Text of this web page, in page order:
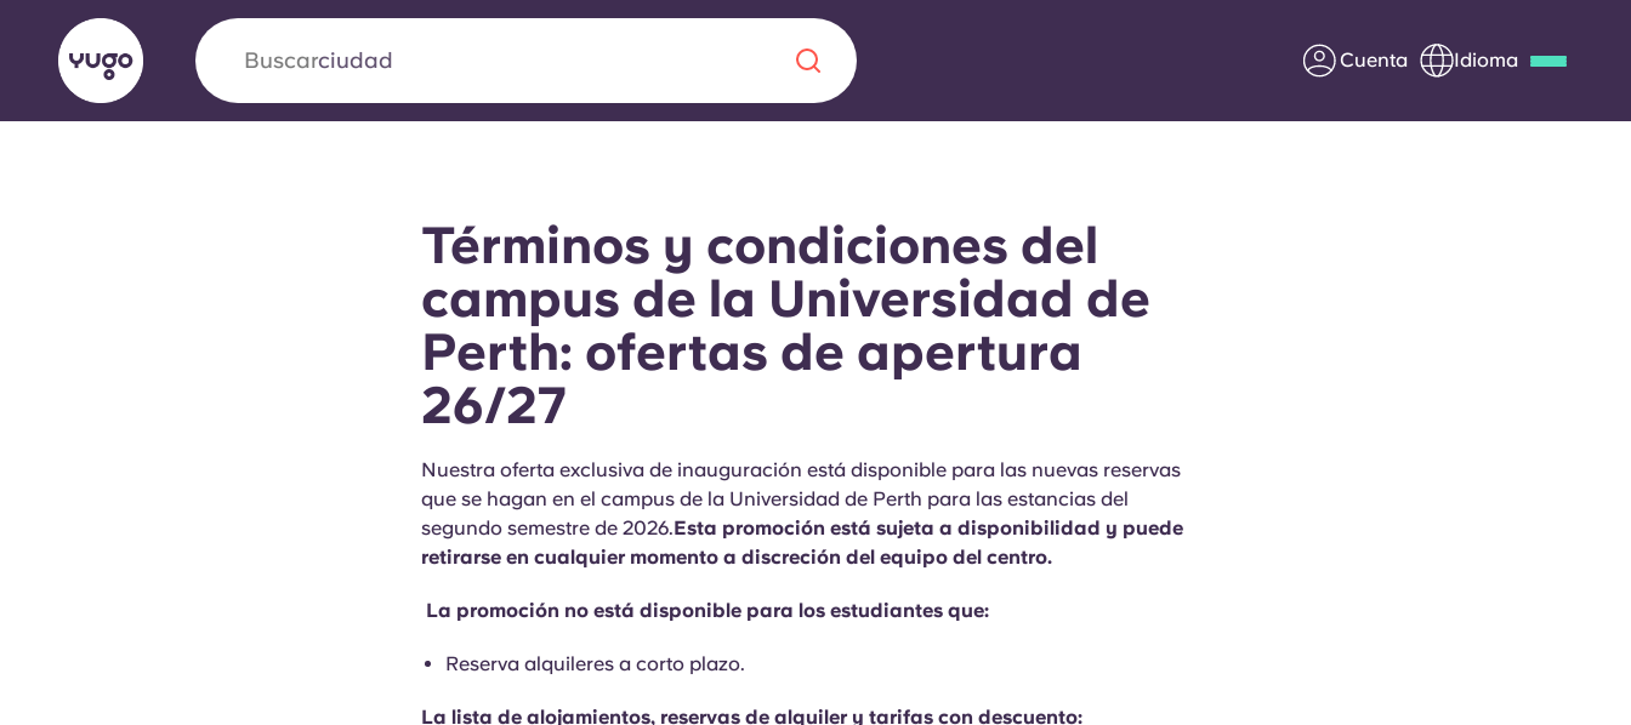
Buscarciudad Cuenta Idioma
Yugo VCARB: Impulsando una nueva era
en el alojamiento para estudiantes
La colaboración pionera Yugocon VCARB impulsa la innovación,
la ambición y momentos inolvidables para los estudiantes.
Quiénes somos
Blog
Términos y condiciones del
campus de la Universidad de
Perth: ofertas de apertura
26/27
Nuestra oferta exclusiva de inauguración está disponible para las nuevas reservas
que se hagan en el campus de la Universidad de Perth para las estancias del
segundo semestre de 2026.Esta promoción está sujeta a disponibilidad y puede
retirarse en cualquier momento a discreción del equipo del centro.
La promoción no está disponible para los estudiantes que:
Reserva alquileres a corto plazo.
La lista de alojamientos, reservas de alquiler y tarifas con descuento: